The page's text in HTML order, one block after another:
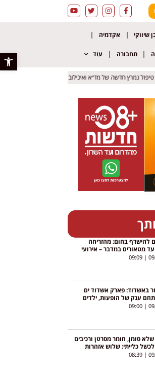
פתח
שיווקי אקדמיה
תחבורה עוד
נמרץ חדשה של מד״א ואיכילוב יוצאת לרחובות גוש דן
נמרץ חדשה של מד״א ואיכילוב יוצאת לרחובות גוש דן
להישרף בחום: מהזריחה
מטאורים במדבר – אירועי
הארץ 09:09
באשדוד: פארק אשדוד ים
ענק של הופעות, ילדים
– והכניסה חופשית
09:00
סומן, חומר מסרטן ורכיבים
כלייתי: שלוש אזהרות
08:39